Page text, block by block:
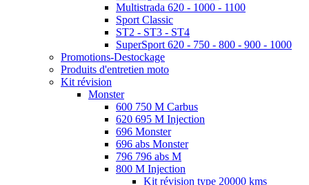
Multistrada 620 - 1000 - 1100
Sport Classic
ST2 - ST3 - ST4
SuperSport 620 - 750 - 800 - 900 - 1000
Promotions-Destockage
Produits d'entretien moto
Kit révision
Monster
600 750 M Carbus
620 695 M Injection
696 Monster
696 abs Monster
796 796 abs M
800 M Injection
Kit révision type 20000 kms